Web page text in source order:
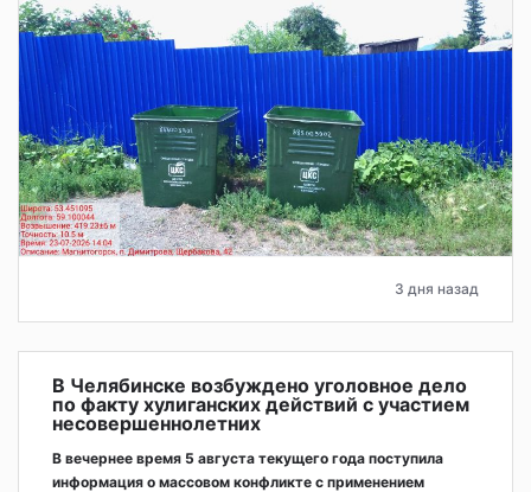
3 дня назад
В Челябинске возбуждено уголовное дело
по факту хулиганских действий с участием
несовершеннолетних
В вечернее время 5 августа текущего года поступила
информация о массовом конфликте с применением